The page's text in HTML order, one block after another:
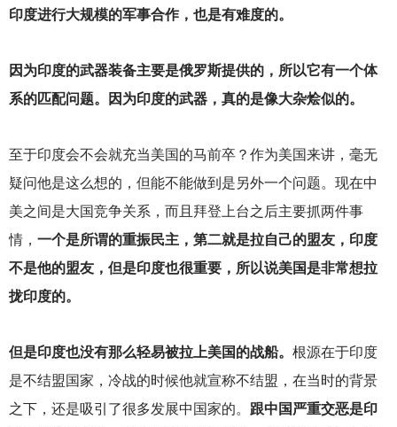
印度进行大规模的军事合作，也是有难度的。
因为印度的武器装备主要是俄罗斯提供的，所以它有一个体
系的匹配问题。因为印度的武器，真的是像大杂烩似的。
至于印度会不会就充当美国的马前卒？作为美国来讲，毫无
疑问他是这么想的，但能不能做到是另外一个问题。现在中
美之间是大国竞争关系，而且拜登上台之后主要抓两件事
情， 一个是所谓的重振民主，第二就是拉自己的盟友，印度
不是他的盟友，但是印度也很重要，所以说美国是非常想拉
拢印度的。
但是印度也没有那么轻易被拉上美国的战船。 根源在于印度
是不结盟国家，冷战的时候他就宣称不结盟，在当时的背景
之下，还是吸引了很多发展中国家的。 跟中国严重交恶是印